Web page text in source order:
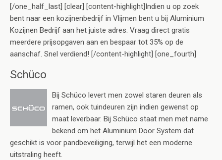
[/one_half_last] [clear] [content-highlight]Indien u op zoek
bent naar een kozijnenbedrijf in Vlijmen bent u bij Aluminium
Kozijnen Bedrijf aan het juiste adres. Vraag direct gratis
meerdere prijsopgaven aan en bespaar tot 35% op de
aanschaf. Snel verdiend! [/content-highlight] [one_fourth]
Schüco
Bij Schüco levert men zowel staren deuren als
ramen, ook tuindeuren zijn indien gewenst op
maat leverbaar. Bij Schüco staat men met name
bekend om het Aluminium Door System dat
geschikt is voor pandbeveiliging, terwijl het een moderne
uitstraling heeft.